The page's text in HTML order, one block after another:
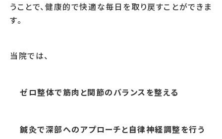
うことで、健康的で快適な毎日を取り戻すことができま
す。
当院では、
ゼロ整体で筋肉と関節のバランスを整える
鍼灸で深部へのアプローチと自律神経調整を行う